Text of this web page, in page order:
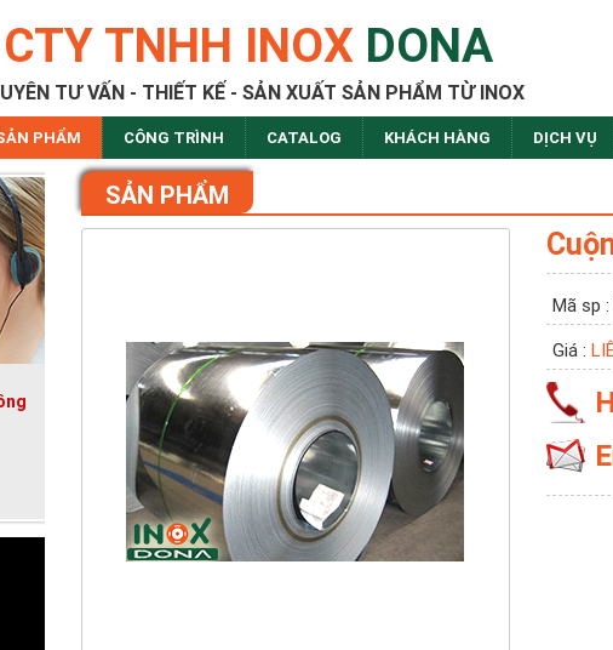
CTY TNHH INOX DONA
TƯ VẤN - THIẾT KẾ - SẢN XUẤT SẢN PHẨM TỪ INOX
PHẨM CÔNG TRÌNH CATALOG KHÁCH HÀNG DỊCH VỤ
SẢN PHẨM
Mã sp :
Giá :